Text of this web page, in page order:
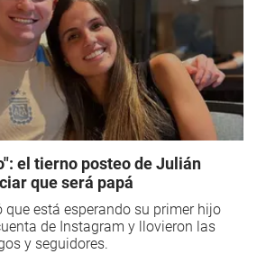
el tierno posteo de Julián
que será papá
está esperando su primer hijo
de Instagram y llovieron las
y seguidores.